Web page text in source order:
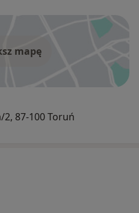
mapę
87-100 Toruń